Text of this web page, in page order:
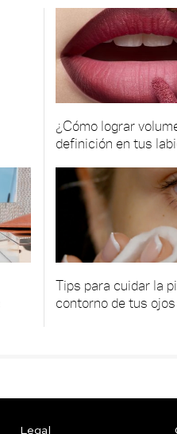
¿Cómo lograr
definición en tus
Tips para cuidar la
contorno de tus ojos
Legal